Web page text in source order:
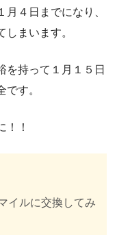
４日までになり、
まいます。
を持って１月１５日
す。
！
イルに交換してみ